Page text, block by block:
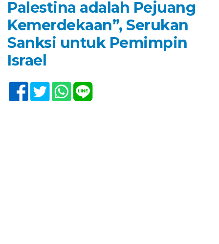
Palestina adalah Pejuang
Kemerdekaan”, Serukan
Sanksi untuk Pemimpin
Israel